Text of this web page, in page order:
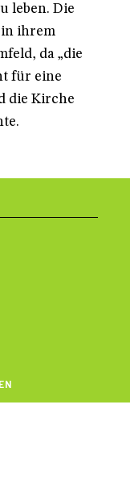
leben. Die
ihrem
da „die
für eine
die Kirche